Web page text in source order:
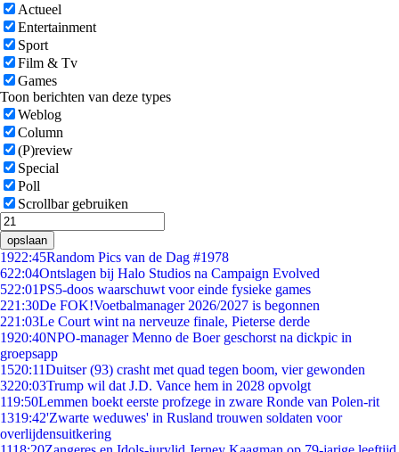
Actueel
Entertainment
Sport
Film & Tv
Games
Toon berichten van deze types
Weblog
Column
(P)review
Special
Poll
Scrollbar gebruiken
opslaan
1922:45Random Pics van de Dag #1978
622:04Ontslagen bij Halo Studios na Campaign Evolved
522:01PS5-doos waarschuwt voor einde fysieke games
221:30De FOK!Voetbalmanager 2026/2027 is begonnen
221:03Le Court wint na nerveuze finale, Pieterse derde
1920:40NPO-manager Menno de Boer geschorst na dickpic in
groepsapp
1520:11Duitser (93) crasht met quad tegen boom, vier gewonden
3220:03Trump wil dat J.D. Vance hem in 2028 opvolgt
119:50Lemmen boekt eerste profzege in zware Ronde van Polen-rit
1319:42'Zwarte weduwes' in Rusland trouwen soldaten voor
overlijdensuitkering